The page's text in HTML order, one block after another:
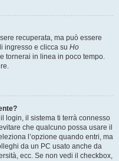
recuperata, ma può essere
ingresso e clicca su Ho
tornerai in linea in poco tempo.
login, il sistema ti terrà connesso
che qualcuno possa usare il
l’opzione quando entri, ma
da un PC usato anche da
ecc. Se non vedi il checkbox,